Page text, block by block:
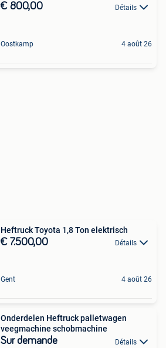
€ 800,00 Détails
Oostkamp 4 août 26
Heftruck Toyota 1,8 Ton elektrisch
€ 7.500,00 Détails
Gent 4 août 26
Onderdelen Heftruck palletwagen
veegmachine schobmachine
Sur demande Détails